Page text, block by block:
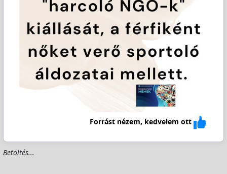
Forrást nézem, kedvelem ott
Betöltés...